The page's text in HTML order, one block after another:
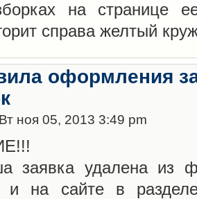
на странице
справа желтый
оформления
ноя 05, 2013 3:49 pm
заявка удалена из
и на сайте в